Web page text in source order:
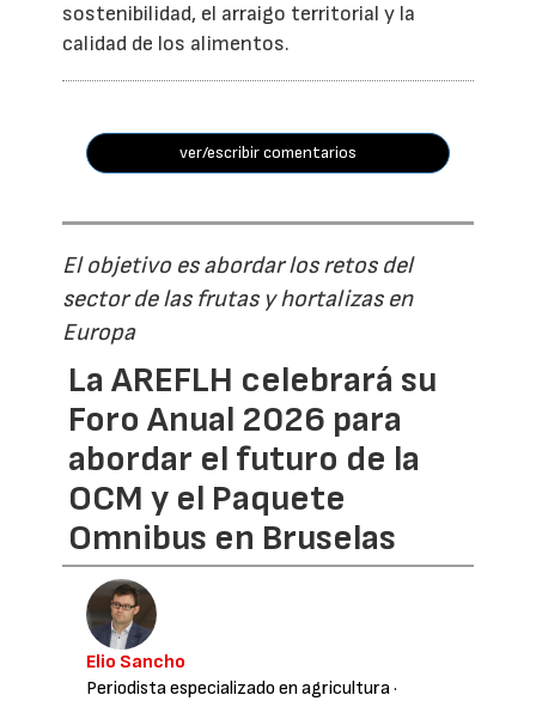
sostenibilidad, el arraigo territorial y la
calidad de los alimentos.
ver/escribir comentarios
El objetivo es abordar los retos del
sector de las frutas y hortalizas en
Europa
La AREFLH celebrará su
Foro Anual 2026 para
abordar el futuro de la
OCM y el Paquete
Omnibus en Bruselas
Elio Sancho
Periodista especializado en agricultura·